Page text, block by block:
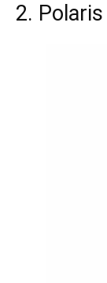
2. Polaris